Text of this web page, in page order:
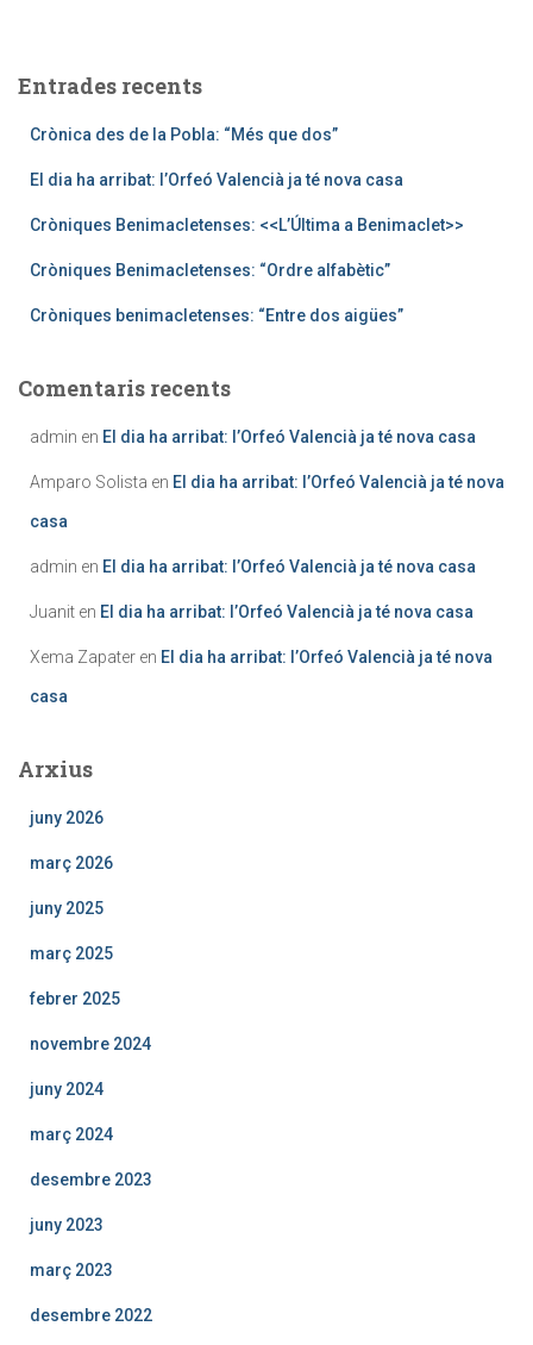
:Entrades recents
Crònica des de la Pobla: “Més que dos”
El dia ha arribat: l’Orfeó Valencià ja té nova casa
Cròniques Benimacletenses: <<L’Última a Benimaclet>>
Cròniques Benimacletenses: “Ordre alfabètic”
Cròniques benimacletenses: “Entre dos aigües”
Comentaris recents
admin en El dia ha arribat: l’Orfeó Valencià ja té nova casa
Amparo Solista en El dia ha arribat: l’Orfeó Valencià ja té nova
casa
admin en El dia ha arribat: l’Orfeó Valencià ja té nova casa
Juanit en El dia ha arribat: l’Orfeó Valencià ja té nova casa
Xema Zapater en El dia ha arribat: l’Orfeó Valencià ja té nova
casa
Arxius
juny 2026
març 2026
juny 2025
març 2025
febrer 2025
novembre 2024
juny 2024
març 2024
desembre 2023
juny 2023
març 2023
desembre 2022